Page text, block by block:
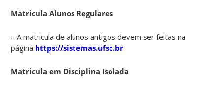
Matricula Alunos Regulares
– A matricula de alunos antigos devem ser feitas na
página https://sistemas.ufsc.br
Matricula em Disciplina Isolada